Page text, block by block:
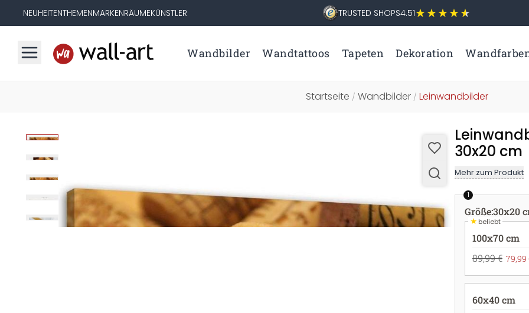
NEUHEITENTHEMENMARKENRÄUMEKÜNSTLER TRUSTED SHOPS4.51
Wandbilder Wandtattoos Tapeten Dekoration
Startseite / Wandbilder/ Leinwandbilder
30x20 cm
Mehr zum Produkt
1
Größe:30x20
★beliebt
100x70 cm
89,99 € 79,99
60x40 cm